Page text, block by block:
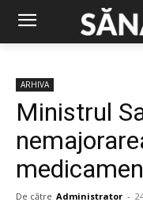
ARHIVA
Ministrul
De către Administrator -